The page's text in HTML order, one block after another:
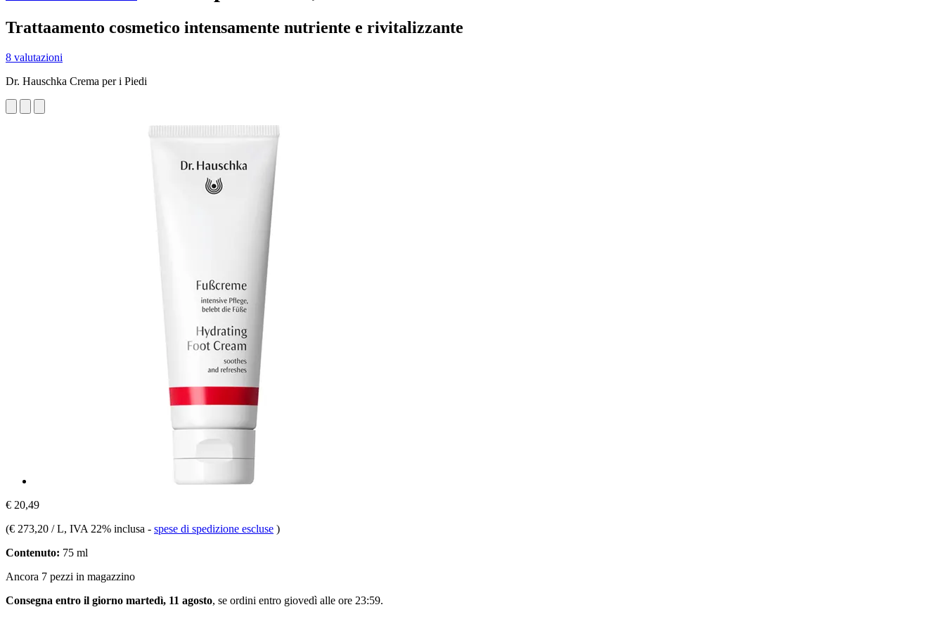
Trattaamento cosmetico intensamente nutriente e rivitalizzante
8 valutazioni
Dr. Hauschka Crema per i Piedi
€ 20,49
(€ 273,20 / L, IVA 22% inclusa - spese di spedizione escluse )
Contenuto: 75 ml
Ancora 7 pezzi in magazzino
Consegna entro il giorno martedì, 11 agosto, se ordini entro giovedì alle ore 23:59.